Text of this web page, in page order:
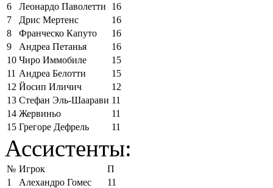
6
Леонардо Паволетти
16
7
Дрис Мертенс
16
8
Франческо Капуто
16
9
Андреа Петанья
16
10 Чиро Иммобиле
15
11 Андреа Белотти
15
12 Йосип Иличич
12
13 Стефан Эль-Шаарави 11
14 Жервиньо
11
15 Грегоре Дефрель 11
Ассистенты:
№ Игрок
П
1
Алехандро Гомес
11